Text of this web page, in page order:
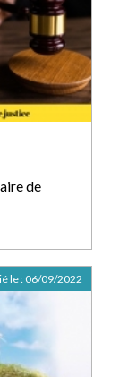
de
le : 06/09/2022